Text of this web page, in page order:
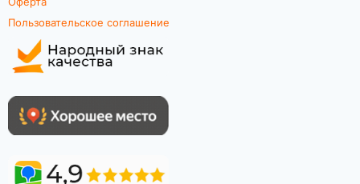
Пользовательское соглашение